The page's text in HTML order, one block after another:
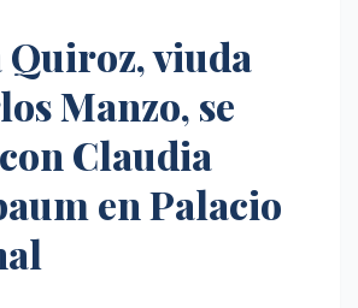
Quiroz, viuda
Manzo, se
Claudia
en Palacio